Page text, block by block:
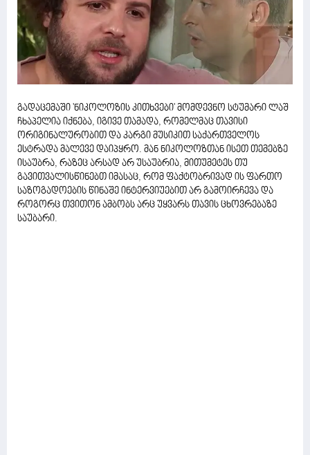
გადაცემაში 'ნიკოლოზის კითხვები' მომდევნო სტუმარი ლაშ
ჩხაპელია იქნება, იგივე თამადა, რომელმაც თავისი
ორიგინალურობით და კარგი მუსიკით საქართველოს
ესტრადა მალევე დაიპყრო. მან ნიკოლოზთან ისეთ თემებზე
ისაუბრა, რაზეც არსად არ უსაუბრია, მითუმეტეს თუ
გავითვალისწინებთ იმასაც, რომ ფაქტობრივად ის ფართო
საზოგადოების წინაშე ინტერვიუებით არ გამოირჩევა და
როგორც თვითონ ამბობს არც უყვარს თავის ცხოვრებაზე
საუბარი.